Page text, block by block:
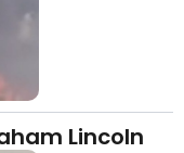
Lincoln